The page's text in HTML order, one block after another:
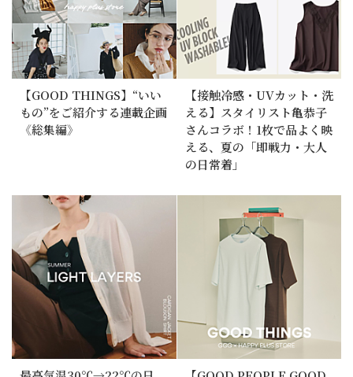
【GOOD THINGS】“いい
もの”をご紹介する連載企画
《総集編》
【接触冷感・UVカット・洗
える】スタイリスト亀恭子
さんコラボ！1枚で品よく映
える、夏の「即戦力・大人
の日常着」